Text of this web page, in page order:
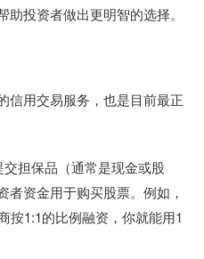
投资者做出更明智的选择。
信用交易服务，也是目前最正
担保品（通常是现金或股
者资金用于购买股票。例如，
按1:1的比例融资，你就能用1